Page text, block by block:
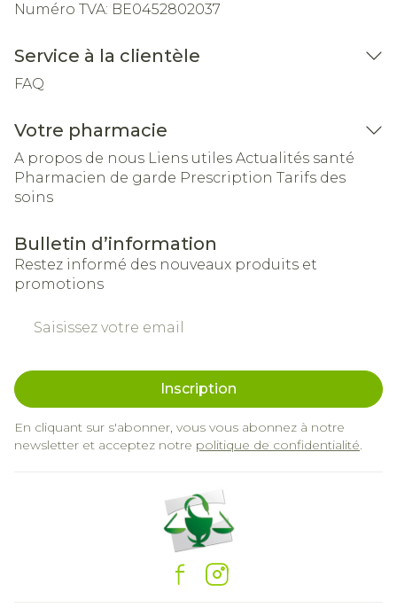
Numéro TVA: BE0452802037
Service à la clientèle
FAQ
Votre pharmacie
A propos de nous Liens utiles Actualités santé
Pharmacien de garde Prescription Tarifs des
soins
Bulletin d’information
Restez informé des nouveaux produits et
promotions
Inscription
En cliquant sur s'abonner, vous vous abonnez à notre
newsletter et acceptez notre politique de confidentialité.